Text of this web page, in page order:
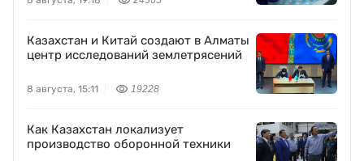
Казахстан и Китай создают в Алматы
центр исследований землетрясений
8 августа, 15:11 19228
Как Казахстан локализует
производство оборонной техники